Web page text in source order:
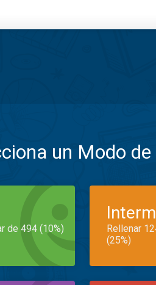
un Modo
de 494 (10%)
Rellenar
(25%)